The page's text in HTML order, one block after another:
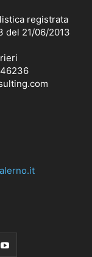
registrata
del 21/06/2013